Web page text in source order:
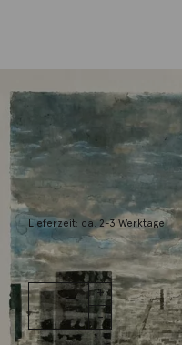
Salzmann, Gottfried
Paris von der
6.500,00 €
Lieferzeit: ca. 2-3 Werktage
1 vorrätig
Paris von
der Défense
Menge